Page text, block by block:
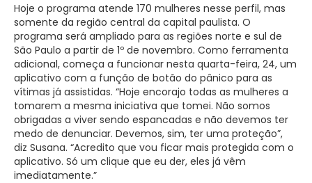
Hoje o programa atende 170 mulheres nesse perfil, mas
somente da região central da capital paulista. O
programa será ampliado para as regiões norte e sul de
São Paulo a partir de 1º de novembro. Como ferramenta
adicional, começa a funcionar nesta quarta-feira, 24, um
aplicativo com a função de botão do pânico para as
vítimas já assistidas. “Hoje encorajo todas as mulheres a
tomarem a mesma iniciativa que tomei. Não somos
obrigadas a viver sendo espancadas e não devemos ter
medo de denunciar. Devemos, sim, ter uma proteção”,
diz Susana. “Acredito que vou ficar mais protegida com o
aplicativo. Só um clique que eu der, eles já vêm
imediatamente.”